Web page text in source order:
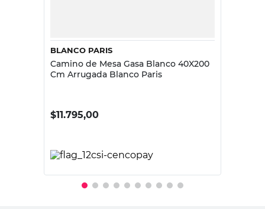
BLANCO PARIS
Camino de Mesa Gasa Blanco 40X200
Cm Arrugada Blanco Paris
$11.795,00